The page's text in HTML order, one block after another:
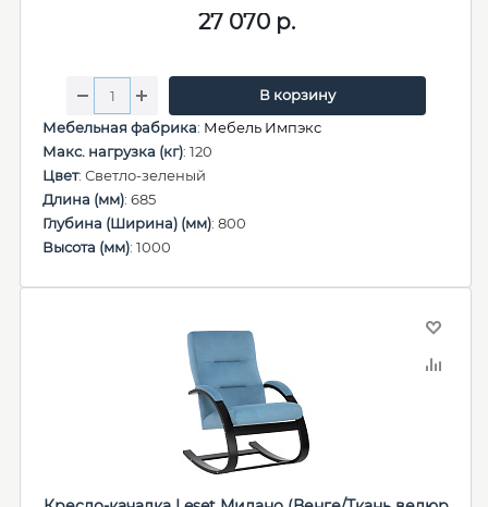
27 070р.
В корзину
Мебельная фабрика: Мебель Импэкс
Макс. нагрузка (кг): 120
Цвет: Светло-зеленый
Длина (мм): 685
Глубина (Ширина) (мм): 800
Высота (мм): 1000